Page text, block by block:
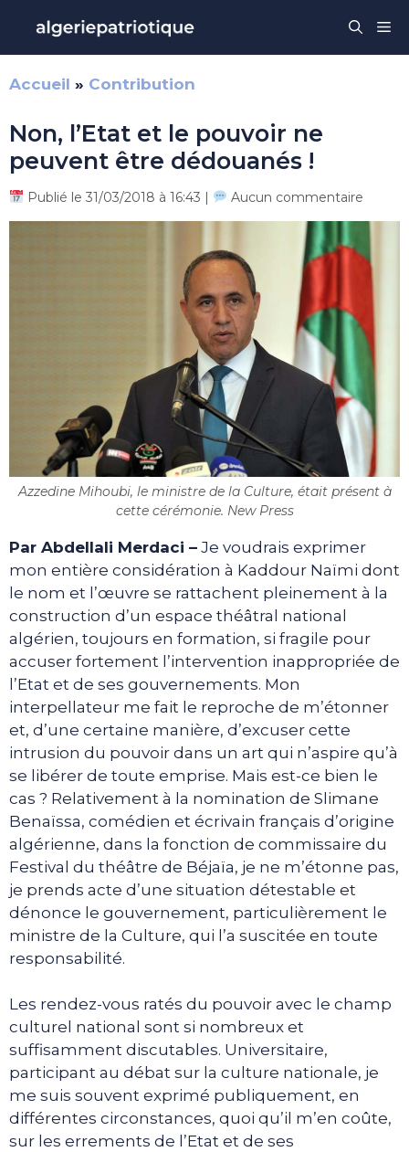
contenu
Accueil » Contribution
Non, l’Etat et le pouvoir ne
peuvent être dédouanés !
Publié le 31/03/2018 à 16:43 | Aucun commentaire
Azzedine Mihoubi, le ministre de la Culture, était présent à
cette cérémonie. New Press
Par Abdellali Merdaci – Je voudrais exprimer
mon entière considération à Kaddour Naïmi dont
le nom et l’œuvre se rattachent pleinement à la
construction d’un espace théâtral national
algérien, toujours en formation, si fragile pour
accuser fortement l’intervention inappropriée de
l’Etat et de ses gouvernements. Mon
interpellateur me fait le reproche de m’étonner
et, d’une certaine manière, d’excuser cette
intrusion du pouvoir dans un art qui n’aspire qu’à
se libérer de toute emprise. Mais est-ce bien le
cas ? Relativement à la nomination de Slimane
Benaïssa, comédien et écrivain français d’origine
algérienne, dans la fonction de commissaire du
Festival du théâtre de Béjaïa, je ne m’étonne pas,
je prends acte d’une situation détestable et
dénonce le gouvernement, particulièrement le
ministre de la Culture, qui l’a suscitée en toute
responsabilité.
Les rendez-vous ratés du pouvoir avec le champ
culturel national sont si nombreux et
suffisamment discutables. Universitaire,
participant au débat sur la culture nationale, je
me suis souvent exprimé publiquement, en
différentes circonstances, quoi qu’il m’en coûte,
sur les errements de l’Etat et de ses